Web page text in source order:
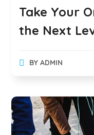
Take Your
the Next
BY ADMIN